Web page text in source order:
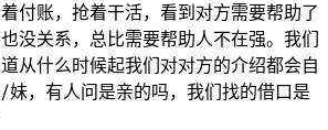
付账，抢着干活，看到对方需要帮助了
没关系，总比需要帮助人不在强。我们
从什么时候起我们对对方的介绍都会自
，有人问是亲的吗，我们找的借口是